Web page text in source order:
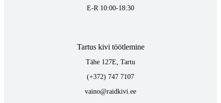
E-R 10:00-18:30
Tartus kivi töötlemine
Tähe 127E, Tartu
(+372) 747 7107
vaino@raidkivi.ee